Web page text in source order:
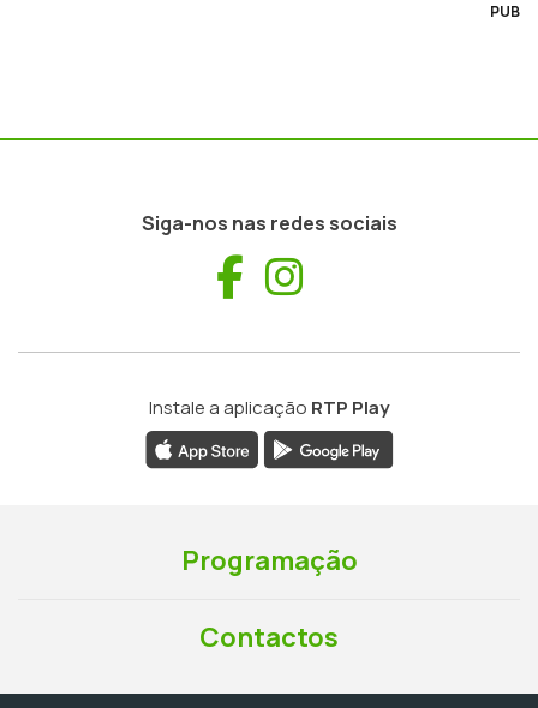
PUB
Siga-nos nas redes sociais
Facebook
Instale a aplicação RTP Play
Programação
Contactos